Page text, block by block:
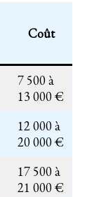
Coût
7 500 à
13 000 €
12 000 à
20 000 €
17 500 à
21 000 €